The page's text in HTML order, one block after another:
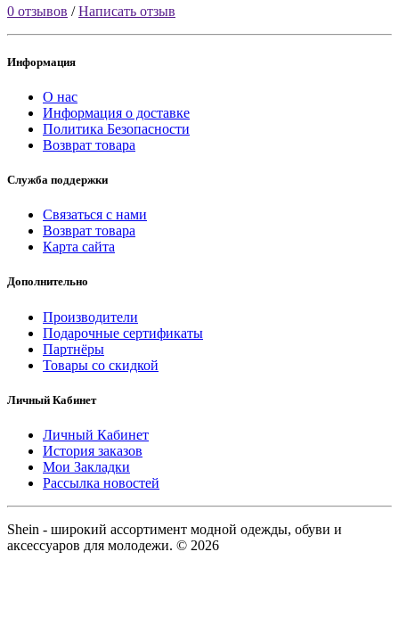
0 отзывов /Написать отзыв
Информация
О нас
Информация о доставке
Политика Безопасности
Возврат товара
Служба поддержки
Связаться с нами
Возврат товара
Карта сайта
Дополнительно
Производители
Подарочные сертификаты
Партнёры
Товары со скидкой
Личный Кабинет
Личный Кабинет
История заказов
Мои Закладки
Рассылка новостей
Shein - широкий ассортимент модной одежды, обуви и
аксессуаров для молодежи. © 2026